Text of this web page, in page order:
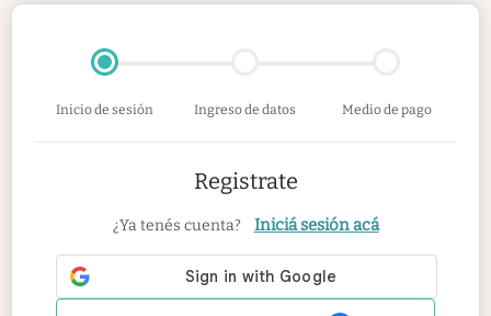
Inicio de sesión Ingreso de datos Medio de pago
Registrate
¿Ya tenés cuenta? Iniciá sesión acá